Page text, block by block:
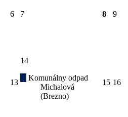
6 7 8 9
13
14
Komunálny odpad
Michalová
(Brezno)
15 16